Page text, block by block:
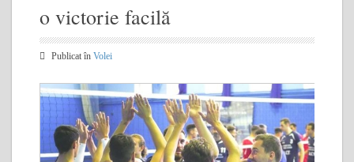
o victorie facilă
Publicat în Volei